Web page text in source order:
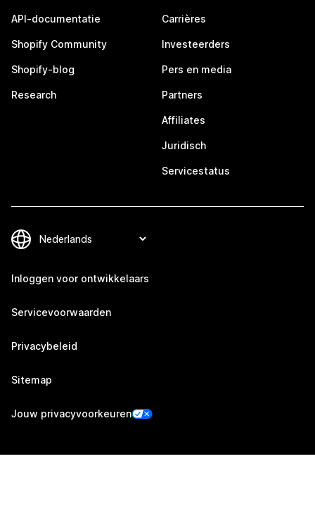
API-documentatie
Shopify Community
Shopify-blog
Research
Carrières
Investeerders
Pers en media
Partners
Affiliates
Juridisch
Servicestatus
Inloggen voor ontwikkelaars
Servicevoorwaarden
Privacybeleid
Sitemap
Jouw privacyvoorkeuren